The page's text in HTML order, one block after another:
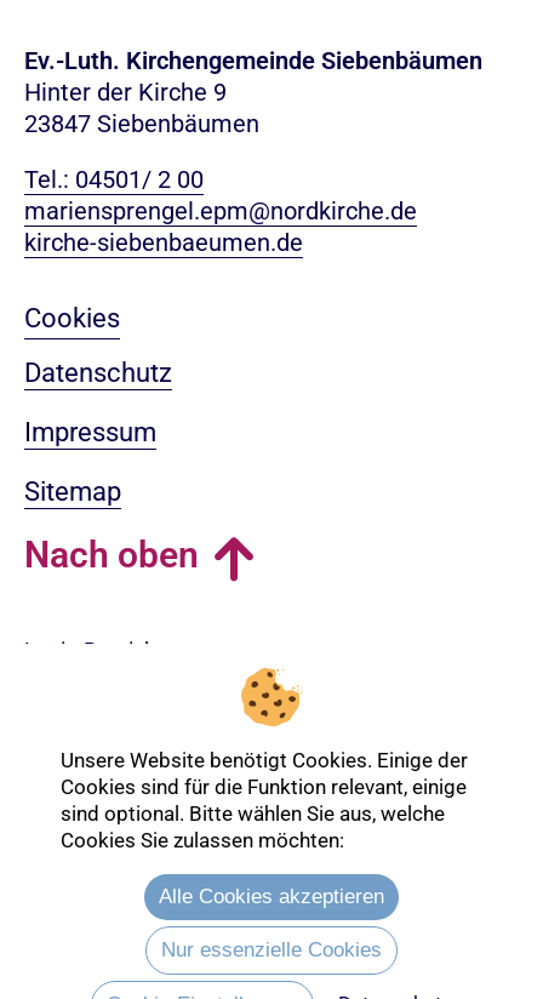
Ev.-Luth. Kirchengemeinde Siebenbäumen
Hinter der Kirche 9
23847 Siebenbäumen
Tel.: 04501/ 2 00
mariensprengel.epm@nordkirche.de
kirche-siebenbaeumen.de
Cookies
Datenschutz
Impressum
Sitemap
Nach oben
Login-Bereich
Unsere Website benötigt Cookies. Einige der
Cookies sind für die Funktion relevant, einige
sind optional. Bitte wählen Sie aus, welche
Cookies Sie zulassen möchten:
Alle Cookies akzeptieren
Nur essenzielle Cookies